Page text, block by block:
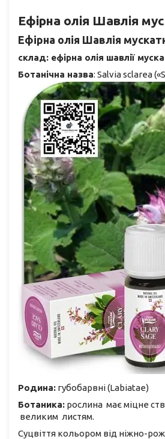
Ефірна олія Шавлія
Ефірна олія Шавлія
склад: ефірна олія шавлії
Ботанічна назва: Salvia sclarea
Родина: губобарвні (Labiatae)
Ботаника: рослина має міцне
великим листям.
Суцвіття кольором від ніжно-